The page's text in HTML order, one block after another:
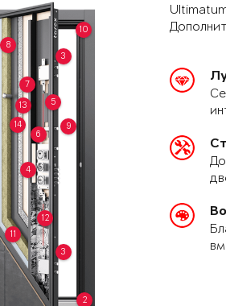
2
3
3
4
5
6
7
8
9
10
11
12
13
14